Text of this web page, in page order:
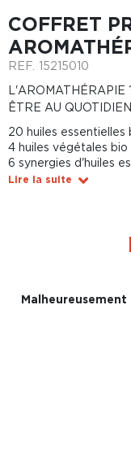
COFFRET
REF. 15215010
L'AROMATHÉRAPIE
ÊTRE AU
20 huiles essentielles
4 huiles végétales bio
6 synergies d'huiles
Lire la suite